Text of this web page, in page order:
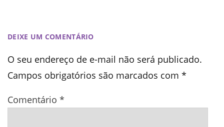
DEIXE UM COMENTÁRIO
O seu endereço de e-mail não será publicado.
Campos obrigatórios são marcados com *
Comentário *